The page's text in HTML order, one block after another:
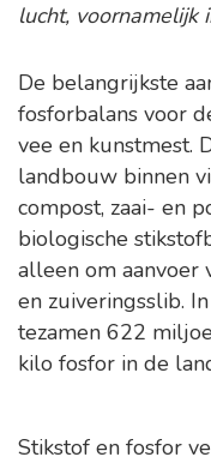
lucht, voornamelijk
De belangrijkste
fosforbalans voor
vee en kunstmest.
landbouw binnen
compost, zaai- en
biologische
alleen om aanvoer
en zuiveringsslib.
tezamen 622
kilo fosfor in de
Stikstof en fosfor